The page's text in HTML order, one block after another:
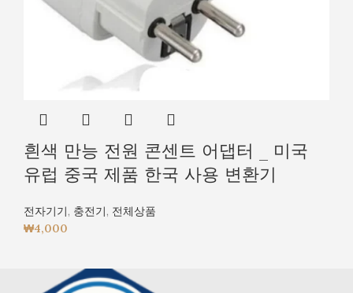
흰색 만능 전원 콘센트 어댑터 _ 미국
유럽 중국 제품 한국 사용 변환기
전자기기, 충전기, 전체상품
₩4,000